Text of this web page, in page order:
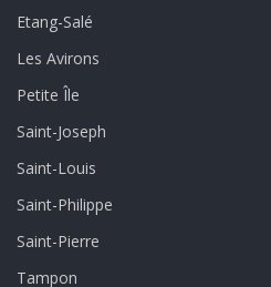
Etang-Salé
Les Avirons
Petite Île
Saint-Joseph
Saint-Louis
Saint-Philippe
Saint-Pierre
Tampon